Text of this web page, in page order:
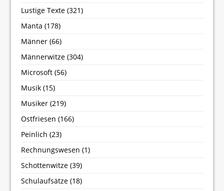
Lustige Texte (321)
Manta (178)
Männer (66)
Männerwitze (304)
Microsoft (56)
Musik (15)
Musiker (219)
Ostfriesen (166)
Peinlich (23)
Rechnungswesen (1)
Schottenwitze (39)
Schulaufsätze (18)